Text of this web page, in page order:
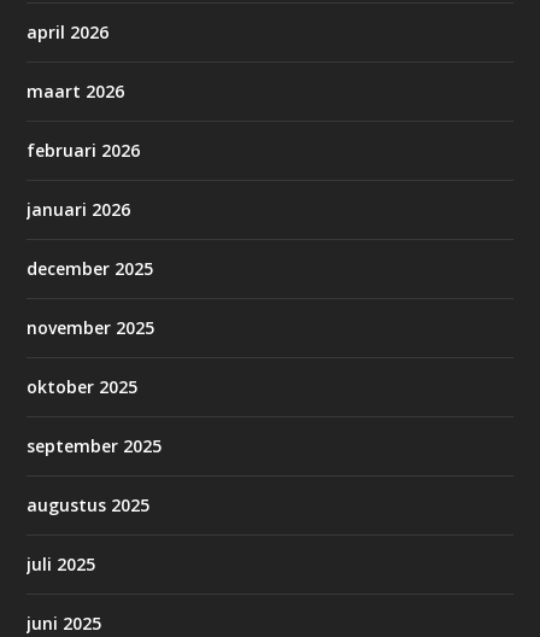
april 2026
maart 2026
februari 2026
januari 2026
december 2025
november 2025
oktober 2025
september 2025
augustus 2025
juli 2025
juni 2025